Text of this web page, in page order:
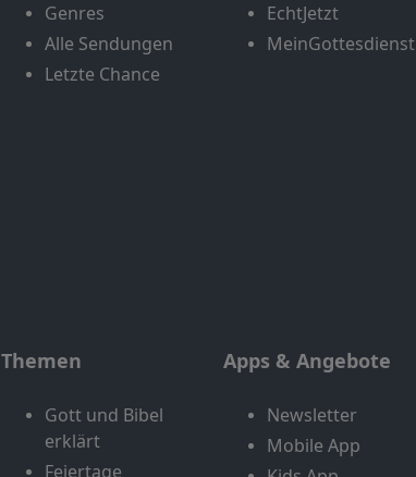
Genres
Alle Sendungen
Letzte Chance
EchtJetzt
MeinGottesdienst
Themen
Gott und Bibel
erklärt
Feiertage
Apps & Angebote
Newsletter
Mobile App